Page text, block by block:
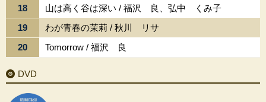
18
山は高く谷は深い / 福沢 良、弘中 くみ子
19
わが青春の茉莉 / 秋川 リサ
20
Tomorrow / 福沢 良
DVD